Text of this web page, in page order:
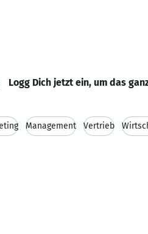
Logg Dich jetzt ein, um das
Management Vertrieb